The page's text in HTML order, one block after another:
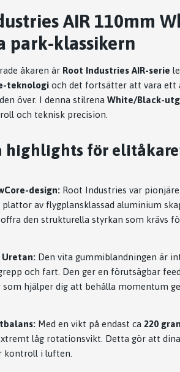
AIR 110mm
park-klassikern
åkaren är Root Industries AIR-serie
teknologi och det fortsätter att vara ett
över. I denna stilrena White/Black-
och teknisk precision.
highlights för
design: Root Industries var
plattor av flygplansklassad aluminium
den strukturella styrkan som krävs
Uretan: Den vita gummiblandningen är
och fart. Den ger en förutsägbar
hjälper dig att behålla momentum
Med en vikt på endast ca 220
låg rotationsvikt. Detta gör att
kontroll i luften.